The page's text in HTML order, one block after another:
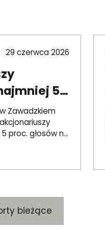
29 czerwca 2026
5
26
Zawadzkiem
proc. głosów na
r. („ZWZ”).
bieżące